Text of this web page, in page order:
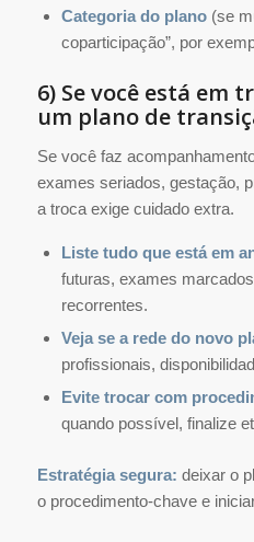
Categoria do plano(se
coparticipação”, por
6) Se você está em
um plano de
Se você faz
exames seriados, gestação,
a troca exige cuidado extra.
Liste tudo que está em
futuras, exames
recorrentes.
Veja se a rede do novo
profissionais,
Evite trocar com
quando possível, finalize
Estratégia segura: deixar o
o procedimento-chave e